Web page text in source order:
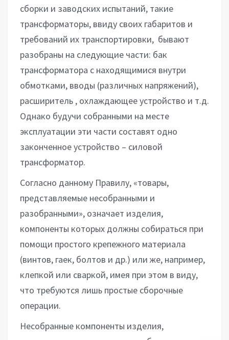
сборки и заводских испытаний, такие
трансформаторы, ввиду своих габаритов и
требований их транспортировки, бывают
разобраны на следующие части: бак
трансформатора с находящимися внутри
обмотками, вводы (различных напряжений),
расширитель , охлаждающее устройство и т.д.
Однако будучи собранными на месте
эксплуатации эти части составят одно
законченное устройство – силовой
трансформатор.
Согласно данному Правилу, «товары,
представляемые несобранными и
разобранными», означает изделия,
компоненты которых должны собираться при
помощи простого крепежного материала
(винтов, гаек, болтов и др.) или же, например,
клепкой или сваркой, имея при этом в виду,
что требуются лишь простые сборочные
операции.
Несобранные компоненты изделия,